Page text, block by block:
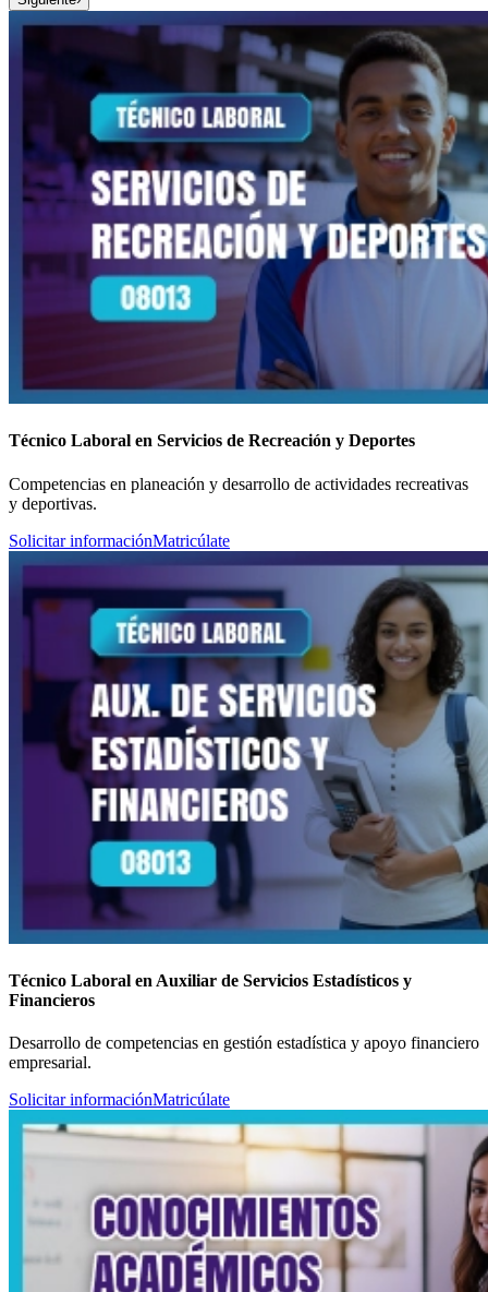
Técnico Laboral en Servicios de Recreación y Deportes
Competencias en planeación y desarrollo de actividades recreativas
y deportivas.
Solicitar informaciónMatricúlate
Técnico Laboral en Auxiliar de Servicios Estadísticos y
Financieros
Desarrollo de competencias en gestión estadística y apoyo financiero
empresarial.
Solicitar informaciónMatricúlate